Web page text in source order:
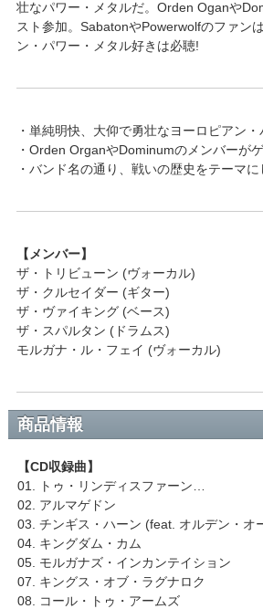
壮なパワー・メタルだ。Orden Oganや
スト参加。SabatonやPowerwolfのファン
ン・パワー・メタル好きは必聴!
・単純明快、大仰で勇壮なヨーロピアン
・Orden OrganやDominumのメンバーが
・バンド名の通り、戦いの歴史をテーマ
【メンバー】
ザ・トリビューン (ヴォーカル)
ザ・クルセイダー (ギター)
ザ・ヴァイキング (ベース)
ザ・スパルタン (ドラムス)
モルガナ・ル・フェイ (ヴォーカル)
商品情報
【CD収録曲】
01. トゥ・リンディスファーン…
02. アルマゲドン
03. チンギス・ハーン (feat. オルデン・オ
04. キングダム・カム
05. モルガナズ・インカンテイション
07. キングス・オブ・ラグナロク
08. コール・トゥ・アームズ